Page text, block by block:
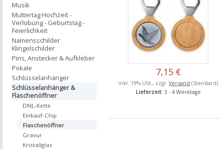
7,15 €
inkl. 19% USt., zzgl.Versand (Standard)
Lieferzeit: 3 - 4 Werktage
Musik
Muttertag Hochzeit -
Verlobung - Geburtstag -
Feierlichkeit
Namensschilder
Klingelschilder
Pins, Anstecker & Aufkleber
Pokale
Schlüsselanhänger
Schlüsselanhänger &
Flaschenöffner
DNL-Kette
Einkauf-Chip
Flaschenöffner
Gravur
Kristallglas